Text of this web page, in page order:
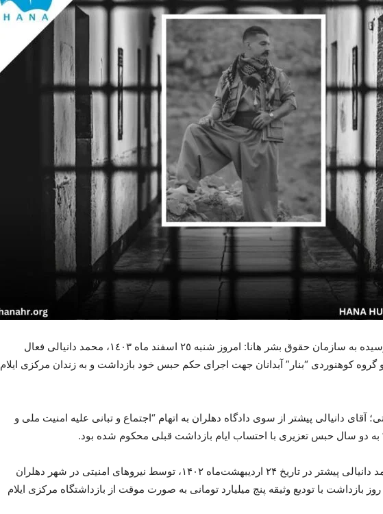
بر اساس گزارشات رسیدە بە سازمان حقوق بشر هانا: امروز شنبە ٢٥ اسفند ماە ١٤٠٣، محمد دانیالی فعال
کوهنوردی “بنار” آبدانان جهت اجرای حکم حبس خود بازداشت و بە زندان مرکزی ایلام
آقای دانیالی پیشتر از سوی دادگاە دهلران بە اتهام “اجتماع و تبانی علیه امنیت ملی و
بە دو سال حبس تعزیری با احتساب ایام بازداشت قبلی محکوم شدە بود.
لازم بە ذکر است محمد دانیالی پیشتر در تاریخ ۲۴ اردیبهشت‌ماه ۱۴۰۲، توسط نیروهای امنیتی در شهر دهلران
بازداشت و پس از ٦٠ روز بازداشت با تودیع وثیقه پنج میلیارد تومانی به صورت موقت از بازداشتگاه مرکزی ایلام